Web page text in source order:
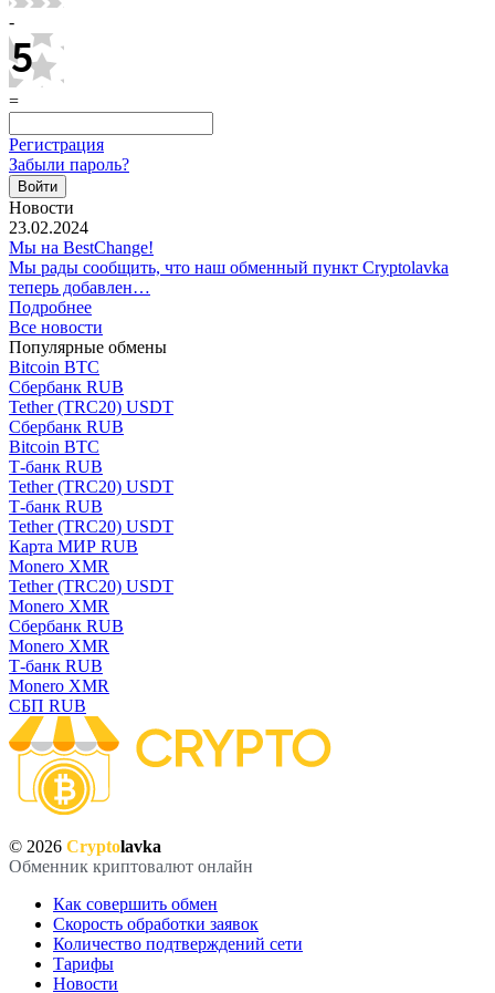
-
=
Регистрация
Забыли пароль?
Новости
23.02.2024
Мы на BestChange!
Мы рады сообщить, что наш обменный пункт Cryptolavka
теперь добавлен…
Подробнее
Все новости
Популярные обмены
Bitcoin BTC
Сбербанк RUB
Tether (TRC20) USDT
Сбербанк RUB
Bitcoin BTC
Т-банк RUB
Tether (TRC20) USDT
Т-банк RUB
Tether (TRC20) USDT
Карта МИР RUB
Monero XMR
Tether (TRC20) USDT
Monero XMR
Сбербанк RUB
Monero XMR
Т-банк RUB
Monero XMR
СБП RUB
© 2026 Cryptolavka
Обменник криптовалют онлайн
Как совершить обмен
Скорость обработки заявок
Количество подтверждений сети
Тарифы
Новости